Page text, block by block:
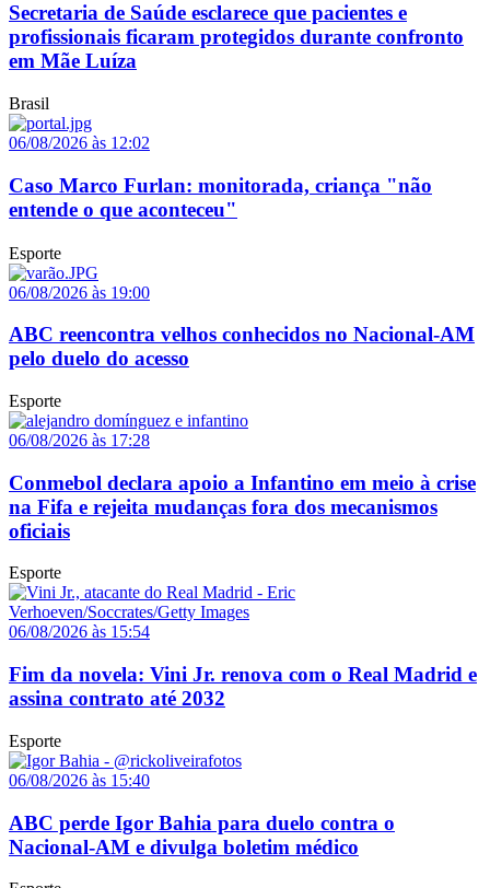
Secretaria de Saúde esclarece que pacientes e
profissionais ficaram protegidos durante confronto
em Mãe Luíza
Brasil
06/08/2026 às 12:02
Caso Marco Furlan: monitorada, criança "não
entende o que aconteceu"
Esporte
06/08/2026 às 19:00
ABC reencontra velhos conhecidos no Nacional-AM
pelo duelo do acesso
Esporte
06/08/2026 às 17:28
Conmebol declara apoio a Infantino em meio à crise
na Fifa e rejeita mudanças fora dos mecanismos
oficiais
Esporte
06/08/2026 às 15:54
Fim da novela: Vini Jr. renova com o Real Madrid e
assina contrato até 2032
Esporte
06/08/2026 às 15:40
ABC perde Igor Bahia para duelo contra o
Nacional-AM e divulga boletim médico